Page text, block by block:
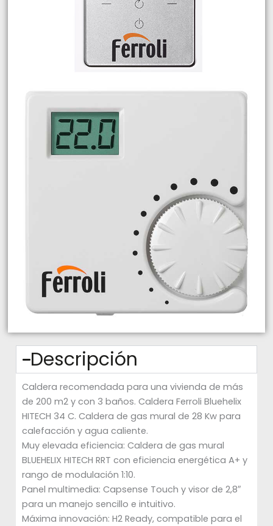
Descripción
Caldera recomendada para una vivienda de más
de 200 m2 y con 3 baños. Caldera Ferroli Bluehelix
HITECH 34 C. Caldera de gas mural de 28 Kw para
calefacción y agua caliente.
Muy elevada eficiencia: Caldera de gas mural
BLUEHELIX HITECH RRT con eficiencia energética A+ y
rango de modulación 1:10.
Panel multimedia: Capsense Touch y visor de 2,8″
para un manejo sencillo e intuitivo.
Máxima innovación: H2 Ready, compatible para el